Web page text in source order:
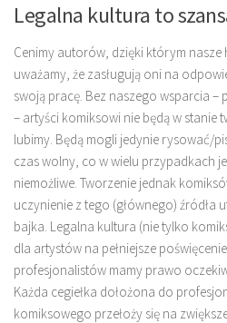
Legalna kultura to
Cenimy autorów, dzięki którym nasze
uważamy, że zasługują oni na
swoją pracę. Bez naszego wsparcia –
– artyści komiksowi nie będą w
lubimy. Będą mogli jedynie rysować/
czas wolny, co w wielu przypadkach
niemożliwe. Tworzenie jednak
uczynienie z tego (głównego) źródła
bajka. Legalna kultura (nie tylko
dla artystów na pełniejsze
profesjonalistów mamy prawo
Każda cegiełka dołożona do
komiksowego przełoży się na